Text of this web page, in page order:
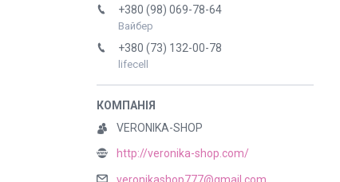
+380 (98) 069-78-64
Вайбер
+380 (73) 132-00-78
lifecell
VERONIKA-SHOP
http://veronika-shop.com/
veronikashop777@gmail.com